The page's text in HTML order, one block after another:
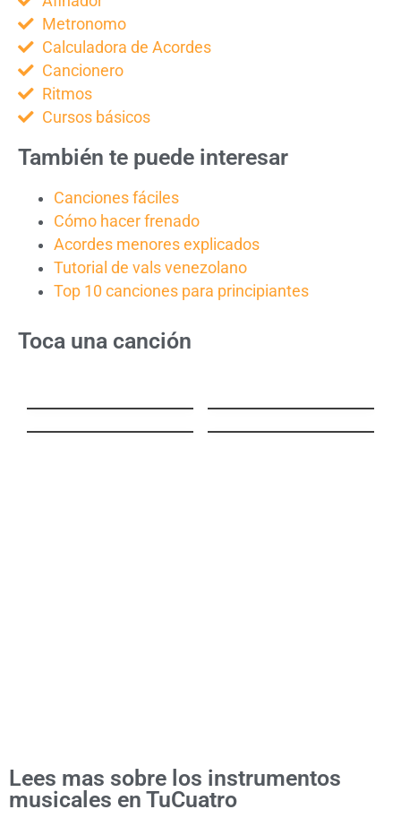
Metronomo
Calculadora de Acordes
Cancionero
Ritmos
Cursos básicos
También te puede interesar
Canciones fáciles
Cómo hacer frenado
Acordes menores explicados
Tutorial de vals venezolano
Top 10 canciones para principiantes
Toca una canción
Río Yurubí Añoranza
Primera Fila – Live
Chachachá
Lees mas sobre los instrumentos
musicales en TuCuatro